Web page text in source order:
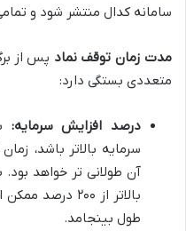
سامانه کدال منتشر شود و
مدت زمان توقف نماد پس از
متعددی بستگی دارد:
درصد افزایش سرمایه:
سرمایه بالاتر باشد،
آن طولانی تر خواهد
بالاتر از ۲۰۰
طول بینجامد.